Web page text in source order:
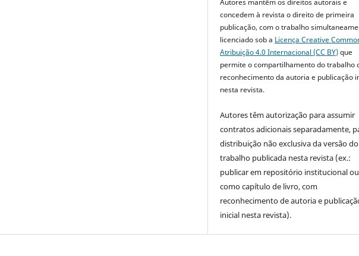
Autores mantêm os direitos autorais e
concedem à revista o direito de primeira
publicação, com o trabalho
licenciado sob a Licença Creative
Atribuição 4.0 Internacional (CC BY)que
permite o compartilhamento do trabalho
reconhecimento da autoria e publicação
nesta revista.
Autores têm autorização para assumir
contratos adicionais separadamente,
distribuição não exclusiva da versão do
trabalho publicada nesta revista (ex.:
publicar em repositório institucional ou
como capítulo de livro, com
reconhecimento de autoria e
inicial nesta revista).